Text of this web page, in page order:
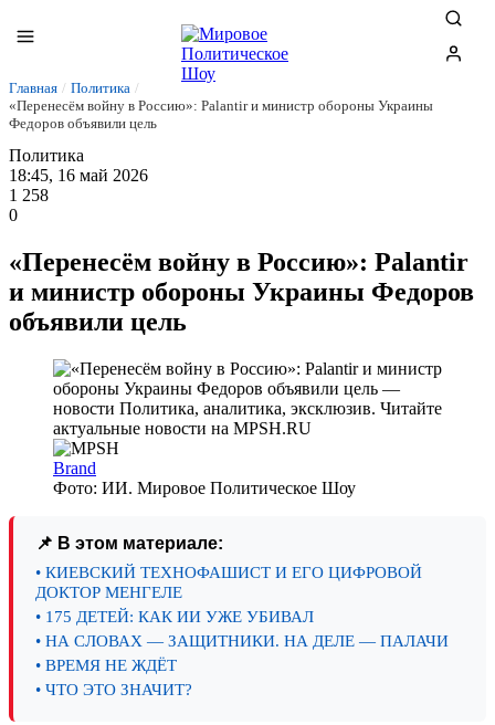
Главная / Политика /
«Перенесём войну в Россию»: Palantir и министр обороны Украины
Федоров объявили цель
Политика
18:45, 16 май 2026
1 258
0
«Перенесём войну в Россию»: Palantir
и министр обороны Украины Федоров
объявили цель
Brand
Фото: ИИ. Мировое Политическое Шоу
📌 В этом материале:
• КИЕВСКИЙ ТЕХНОФАШИСТ И ЕГО ЦИФРОВОЙ
ДОКТОР МЕНГЕЛЕ
• 175 ДЕТЕЙ: КАК ИИ УЖЕ УБИВАЛ
• НА СЛОВАХ — ЗАЩИТНИКИ. НА ДЕЛЕ — ПАЛАЧИ
• ВРЕМЯ НЕ ЖДЁТ
• ЧТО ЭТО ЗНАЧИТ?